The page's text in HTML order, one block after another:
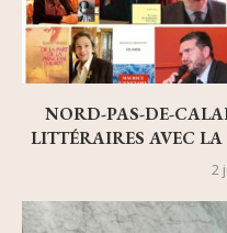
NORD-PAS-DE-
LITTÉRAIRES AVEC
2